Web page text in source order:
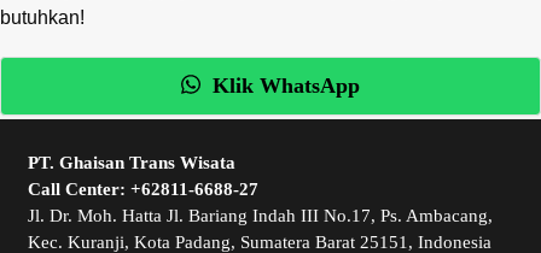
butuhkan!
Klik WhatsApp
PT. Ghaisan Trans Wisata
Call Center: +62811-6688-27
Jl. Dr. Moh. Hatta Jl. Bariang Indah III No.17, Ps. Ambacang,
Kec. Kuranji, Kota Padang, Sumatera Barat 25151, Indonesia